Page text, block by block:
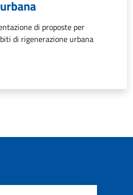
di proposte per
di rigenerazione urbana